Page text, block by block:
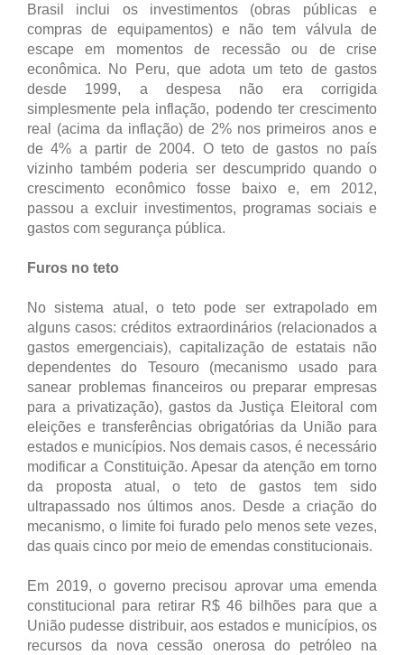
Brasil inclui os investimentos (obras públicas e
compras de equipamentos) e não tem válvula de
escape em momentos de recessão ou de crise
econômica. No Peru, que adota um teto de gastos
desde 1999, a despesa não era corrigida
simplesmente pela inflação, podendo ter crescimento
real (acima da inflação) de 2% nos primeiros anos e
de 4% a partir de 2004. O teto de gastos no país
vizinho também poderia ser descumprido quando o
crescimento econômico fosse baixo e, em 2012,
passou a excluir investimentos, programas sociais e
gastos com segurança pública.
Furos no teto
No sistema atual, o teto pode ser extrapolado em
alguns casos: créditos extraordinários (relacionados a
gastos emergenciais), capitalização de estatais não
dependentes do Tesouro (mecanismo usado para
sanear problemas financeiros ou preparar empresas
para a privatização), gastos da Justiça Eleitoral com
eleições e transferências obrigatórias da União para
estados e municípios. Nos demais casos, é necessário
modificar a Constituição. Apesar da atenção em torno
da proposta atual, o teto de gastos tem sido
ultrapassado nos últimos anos. Desde a criação do
mecanismo, o limite foi furado pelo menos sete vezes,
das quais cinco por meio de emendas constitucionais.
Em 2019, o governo precisou aprovar uma emenda
constitucional para retirar R$ 46 bilhões para que a
União pudesse distribuir, aos estados e municípios, os
recursos da nova cessão onerosa do petróleo na